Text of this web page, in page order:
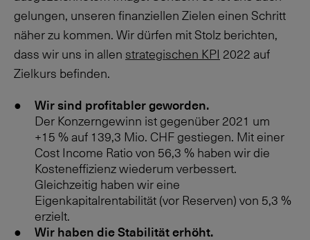
gelungen, unseren finanziellen Zielen einen Schritt
näher zu kommen. Wir dürfen mit Stolz berichten,
dass wir uns in allen strategischen KPI 2022 auf
Zielkurs befinden.
Wir sind profitabler geworden.
Der Konzerngewinn ist gegenüber 2021 um
+15 %auf 139,3 Mio. CHF gestiegen. Mit einer
Cost Income Ratio von 56,3 % haben wir die
Kosteneffizienz wiederum verbessert.
Gleichzeitig haben wir eine
Eigenkapitalrentabilität (vor Reserven) von 5,3 %
erzielt.
Wir haben die Stabilität erhöht.